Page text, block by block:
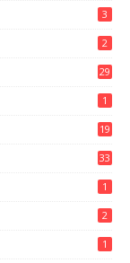
3
2
29
1
19
33
1
2
1